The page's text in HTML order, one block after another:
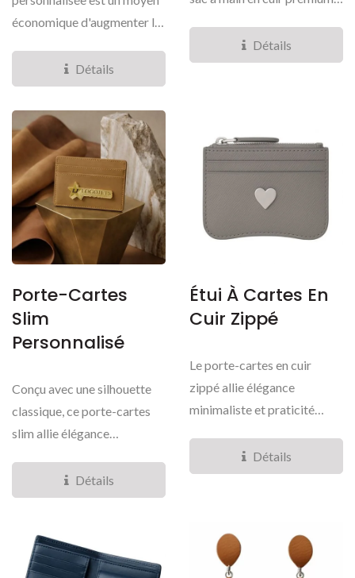
économique d'augmenter la
Détails
Détails
Porte-Cartes
Slim
Personnalisé
Conçu avec une silhouette
classique, ce porte-cartes
slim allie élégance
fonctionnalité...Détails
Étui À Cartes En
Cuir Zippé
Le porte-cartes en cuir
zippé allie élégance
minimaliste et praticité
Détails